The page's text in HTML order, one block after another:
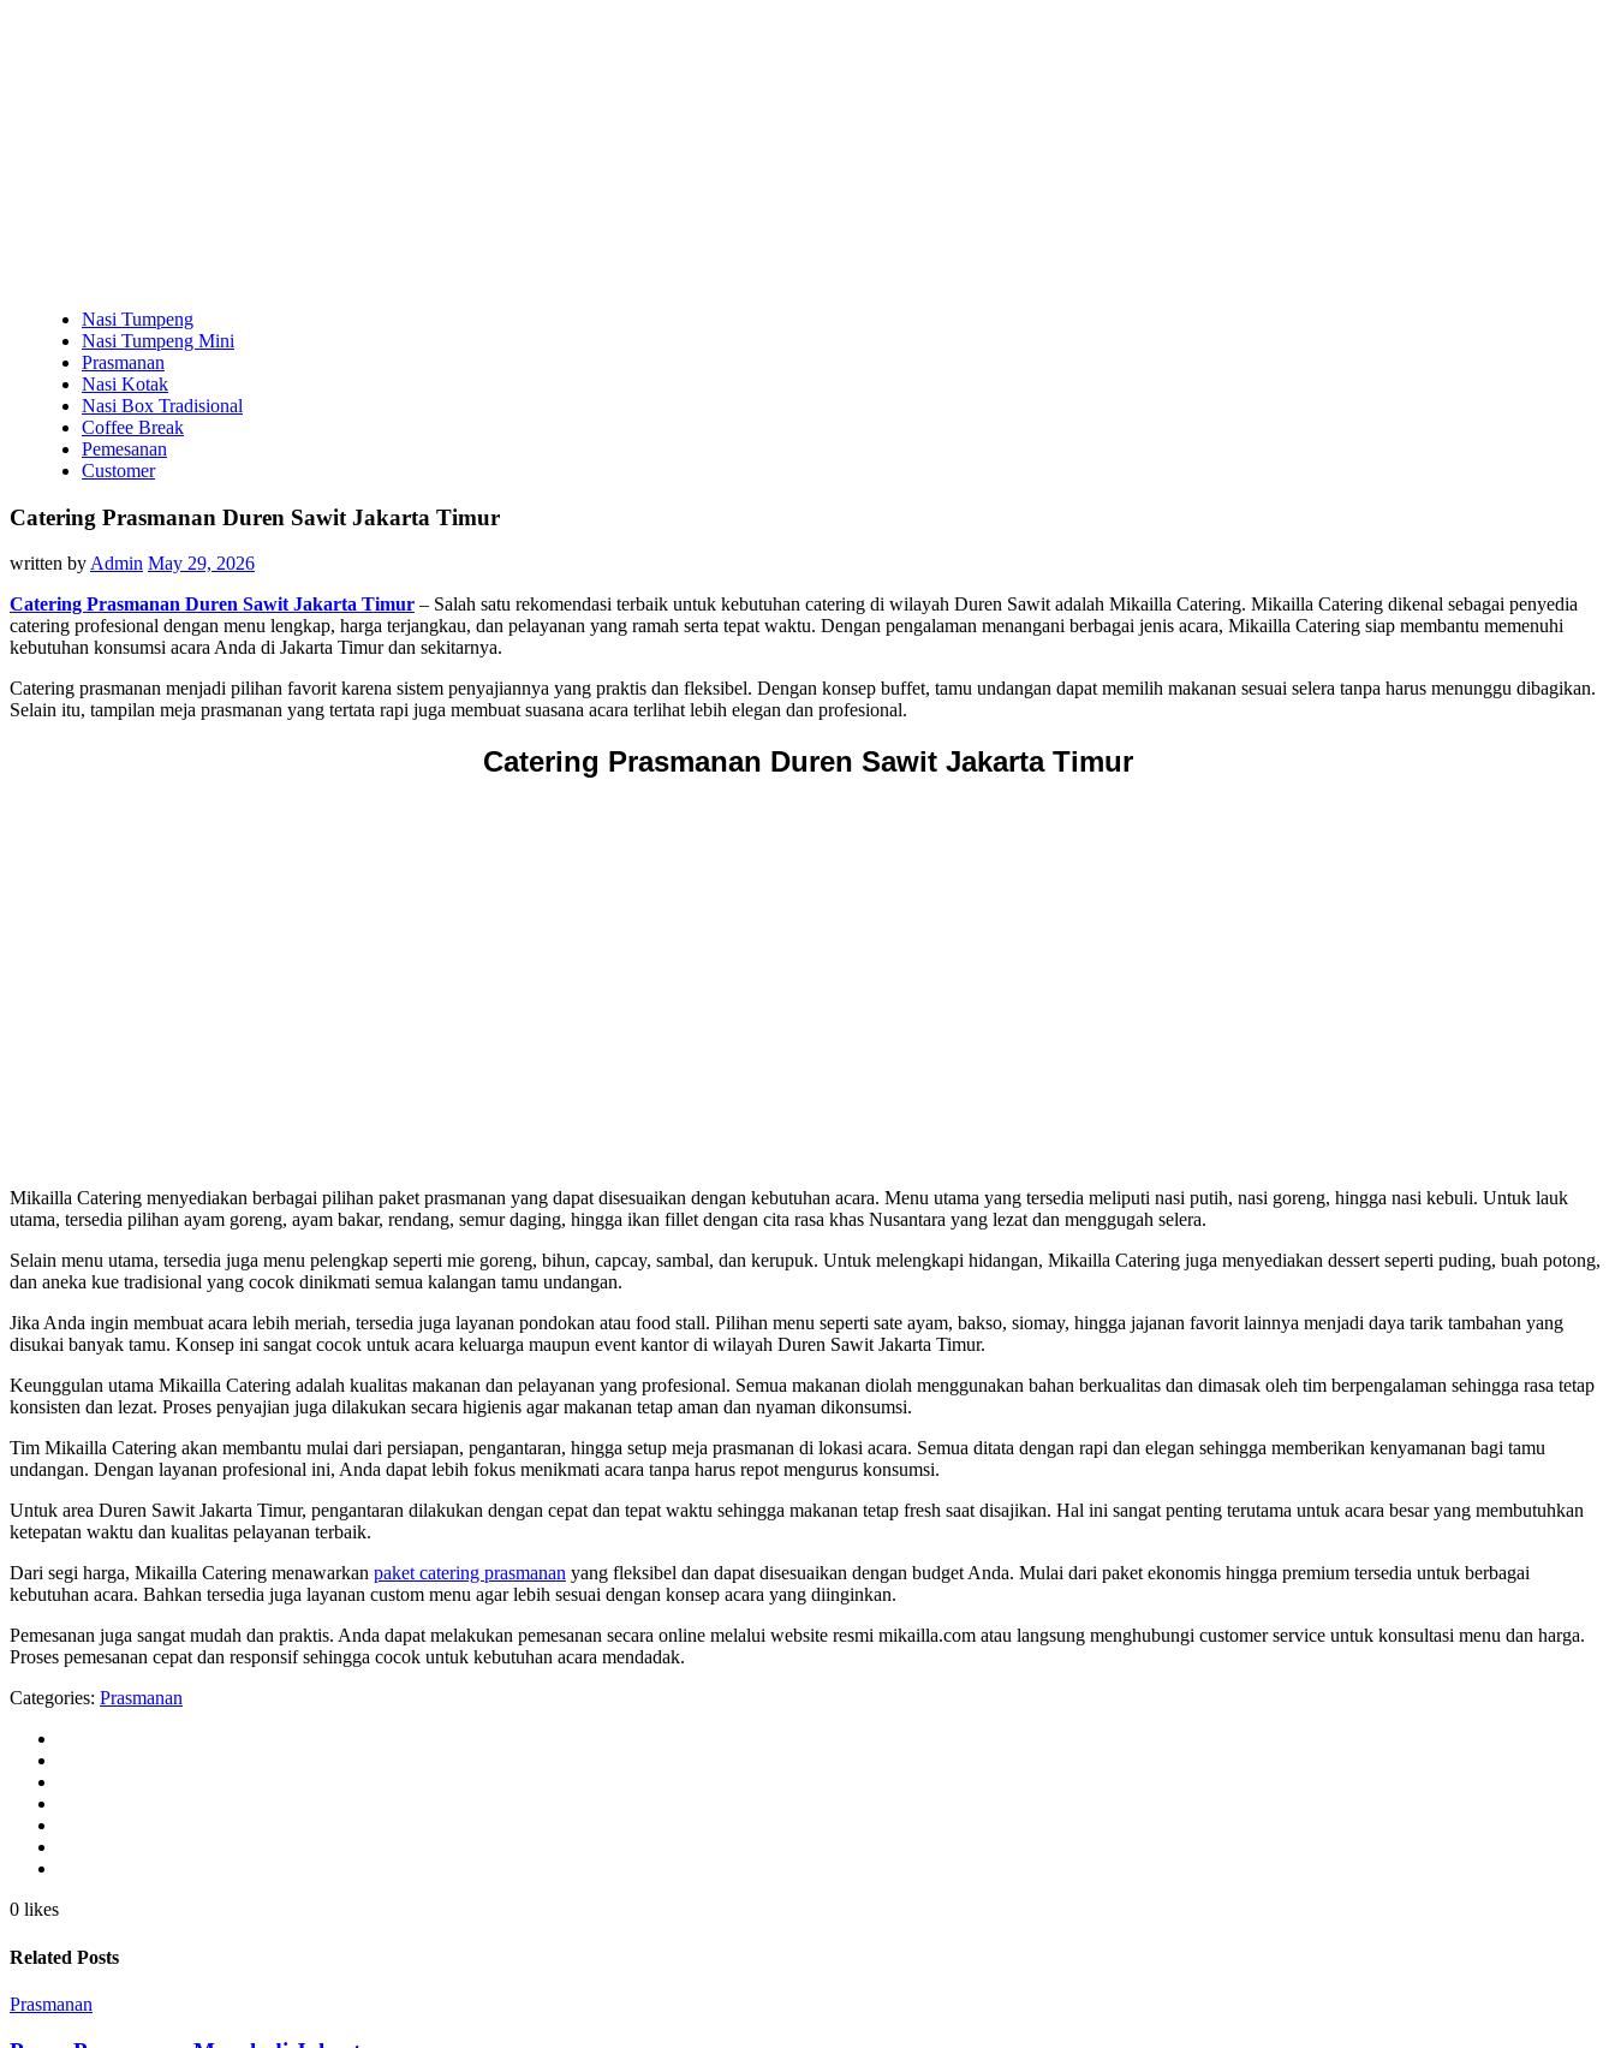
Nasi Tumpeng
Nasi Tumpeng Mini
Prasmanan
Nasi Kotak
Nasi Box Tradisional
Coffee Break
Pemesanan
Customer
Catering Prasmanan Duren Sawit Jakarta Timur
written byAdmin May 29, 2026
Catering Prasmanan Duren Sawit Jakarta Timur – Salah satu rekomendasi terbaik untuk kebutuhan catering di wilayah Duren Sawit adalah Mikailla Catering. Mikailla Catering dikenal sebagai penyedia
catering profesional dengan menu lengkap, harga terjangkau, dan pelayanan yang ramah serta tepat waktu. Dengan pengalaman menangani berbagai jenis acara, Mikailla Catering siap membantu memenuhi
kebutuhan konsumsi acara Anda di Jakarta Timur dan sekitarnya.
Catering prasmanan menjadi pilihan favorit karena sistem penyajiannya yang praktis dan fleksibel. Dengan konsep buffet, tamu undangan dapat memilih makanan sesuai selera tanpa harus menunggu dibagikan.
Selain itu, tampilan meja prasmanan yang tertata rapi juga membuat suasana acara terlihat lebih elegan dan profesional.
Catering Prasmanan Duren Sawit Jakarta Timur
Mikailla Catering menyediakan berbagai pilihan paket prasmanan yang dapat disesuaikan dengan kebutuhan acara. Menu utama yang tersedia meliputi nasi putih, nasi goreng, hingga nasi kebuli. Untuk lauk
utama, tersedia pilihan ayam goreng, ayam bakar, rendang, semur daging, hingga ikan fillet dengan cita rasa khas Nusantara yang lezat dan menggugah selera.
Selain menu utama, tersedia juga menu pelengkap seperti mie goreng, bihun, capcay, sambal, dan kerupuk. Untuk melengkapi hidangan, Mikailla Catering juga menyediakan dessert seperti puding, buah potong,
dan aneka kue tradisional yang cocok dinikmati semua kalangan tamu undangan.
Jika Anda ingin membuat acara lebih meriah, tersedia juga layanan pondokan atau food stall. Pilihan menu seperti sate ayam, bakso, siomay, hingga jajanan favorit lainnya menjadi daya tarik tambahan yang
disukai banyak tamu. Konsep ini sangat cocok untuk acara keluarga maupun event kantor di wilayah Duren Sawit Jakarta Timur.
Keunggulan utama Mikailla Catering adalah kualitas makanan dan pelayanan yang profesional. Semua makanan diolah menggunakan bahan berkualitas dan dimasak oleh tim berpengalaman sehingga rasa tetap
konsisten dan lezat. Proses penyajian juga dilakukan secara higienis agar makanan tetap aman dan nyaman dikonsumsi.
Tim Mikailla Catering akan membantu mulai dari persiapan, pengantaran, hingga setup meja prasmanan di lokasi acara. Semua ditata dengan rapi dan elegan sehingga memberikan kenyamanan bagi tamu
undangan. Dengan layanan profesional ini, Anda dapat lebih fokus menikmati acara tanpa harus repot mengurus konsumsi.
Untuk area Duren Sawit Jakarta Timur, pengantaran dilakukan dengan cepat dan tepat waktu sehingga makanan tetap fresh saat disajikan. Hal ini sangat penting terutama untuk acara besar yang membutuhkan
ketepatan waktu dan kualitas pelayanan terbaik.
Dari segi harga, Mikailla Catering menawarkan paket catering prasmanan yang fleksibel dan dapat disesuaikan dengan budget Anda. Mulai dari paket ekonomis hingga premium tersedia untuk berbagai
kebutuhan acara. Bahkan tersedia juga layanan custom menu agar lebih sesuai dengan konsep acara yang diinginkan.
Pemesanan juga sangat mudah dan praktis. Anda dapat melakukan pemesanan secara online melalui website resmi mikailla.com atau langsung menghubungi customer service untuk konsultasi menu dan harga.
Proses pemesanan cepat dan responsif sehingga cocok untuk kebutuhan acara mendadak.
Categories: Prasmanan
0 likes
Related Posts
Prasmanan